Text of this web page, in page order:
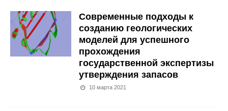
Современные подходы к
созданию геологических
моделей для успешного
прохождения
государственной экспертизы
утверждения запасов
10 марта 2021